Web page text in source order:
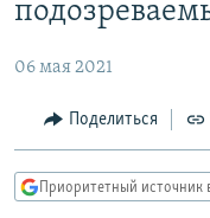
основному
Вернутся
главной
навигации
АВТОРСКИЕ
ЦИТАТЫ СВОБОДЫ
МНЕНИЯ
IDEL.РЕАЛИИ
06 мая 2021
Поделиться
Приоритетный источник